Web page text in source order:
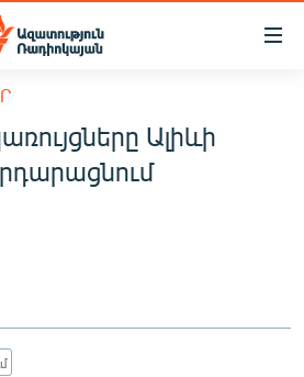
Ալիևի